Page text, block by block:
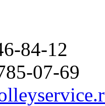
84-12
07-69